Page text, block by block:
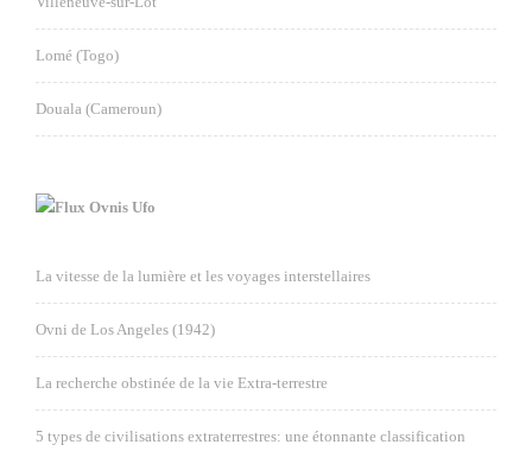
Lomé (Togo)
Douala (Cameroun)
Ovnis Ufo
La vitesse de la lumière et les voyages interstellaires
Ovni de Los Angeles (1942)
La recherche obstinée de la vie Extra-terrestre
5 types de civilisations extraterrestres: une étonnante classification